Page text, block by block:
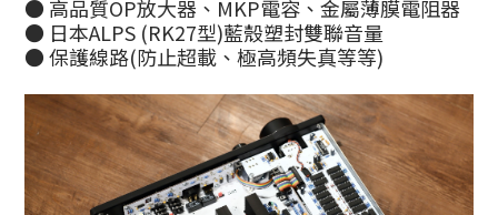
● 高品質OP放大器、MKP電容、金屬薄膜電阻器
● 日本ALPS (RK27型)藍殼塑封雙聯音量
● 保護線路(防止超載、極高頻失真等等)